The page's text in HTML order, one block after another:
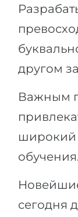
другом
Важным
широкий
обучения.
сегодня